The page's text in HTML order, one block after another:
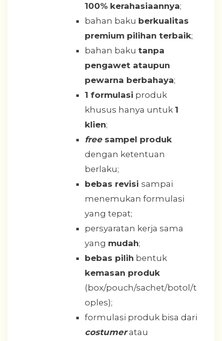
100% kerahasiaannya;
bahan baku berkualitas
premium pilihan terbaik;
bahan baku tanpa
pengawet ataupun
pewarna berbahaya;
1 formulasi produk
khusus hanya untuk 1
klien;
freesampel produk
dengan ketentuan
berlaku;
bebas revisi sampai
menemukan formulasi
yang tepat;
persyaratan kerja sama
yang mudah;
bebas pilih bentuk
kemasan produk
(box/pouch/sachet/botol/t
oples);
formulasi produk bisa dari
costumeratau